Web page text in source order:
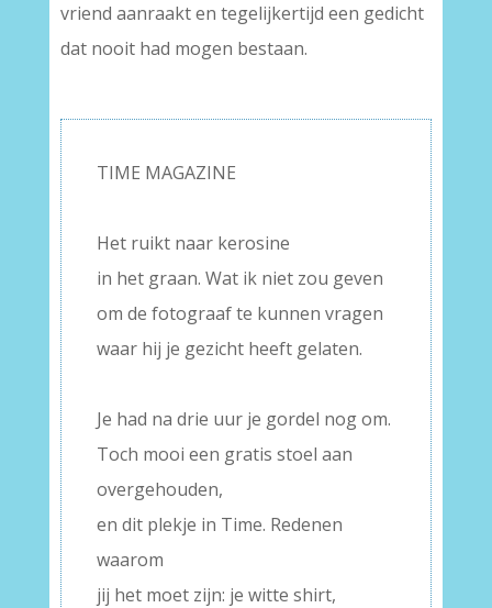
vriend aanraakt en tegelijkertijd een gedicht
dat nooit had mogen bestaan.
TIME MAGAZINE
Het ruikt naar kerosine
in het graan. Wat ik niet zou geven
om de fotograaf te kunnen vragen
waar hij je gezicht heeft gelaten.
Je had na drie uur je gordel nog om.
Toch mooi een gratis stoel aan
overgehouden,
en dit plekje in Time. Redenen
waarom
jij het moet zijn: je witte shirt,